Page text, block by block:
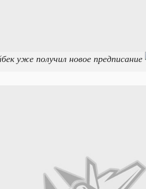
уже получил новое предписание